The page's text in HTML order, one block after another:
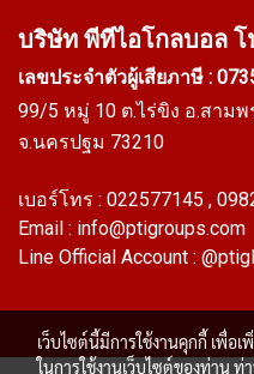
บริษัท พีทีไอโกลบอล
เลขประจำตัวผู้เสียภาษี :
99/5 หมู่ 10 ต.ไร่ขิง อ.สาม
จ.นครปฐม 73210
เบอร์โทร : 022577145 ,
Email : info@ptigroups.com
Line Official Account :
เว็บไซต์นี้มีการใช้งานคุกกี้ เพื่
ในการใช้งานเว็บไซต์ของท่าน